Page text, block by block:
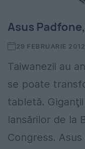
Asus
29 FEBRUARIE 2012
Taiwanezii au
se poate
tabletă.
lansărilor de la
Congress.